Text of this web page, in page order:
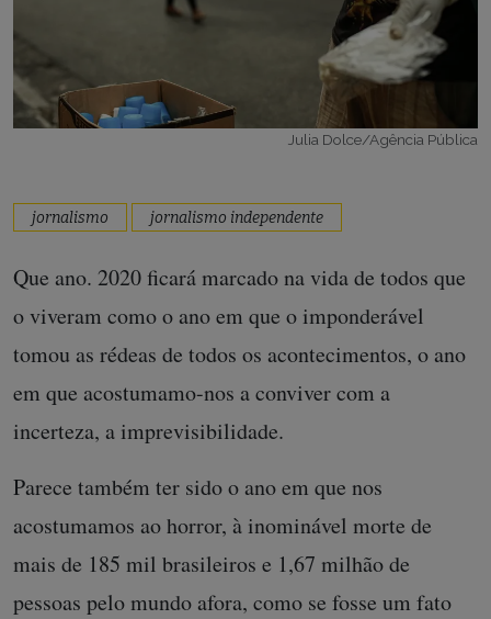
Julia Dolce/Agência Pública
jornalismo jornalismo independente
Que ano. 2020 ficará marcado na vida de todos que
o viveram como o ano em que o imponderável
tomou as rédeas de todos os acontecimentos, o ano
em que acostumamo-nos a conviver com a
incerteza, a imprevisibilidade.
Parece também ter sido o ano em que nos
acostumamos ao horror, à inominável morte de
mais de 185 mil brasileiros e 1,67 milhão de
pessoas pelo mundo afora, como se fosse um fato